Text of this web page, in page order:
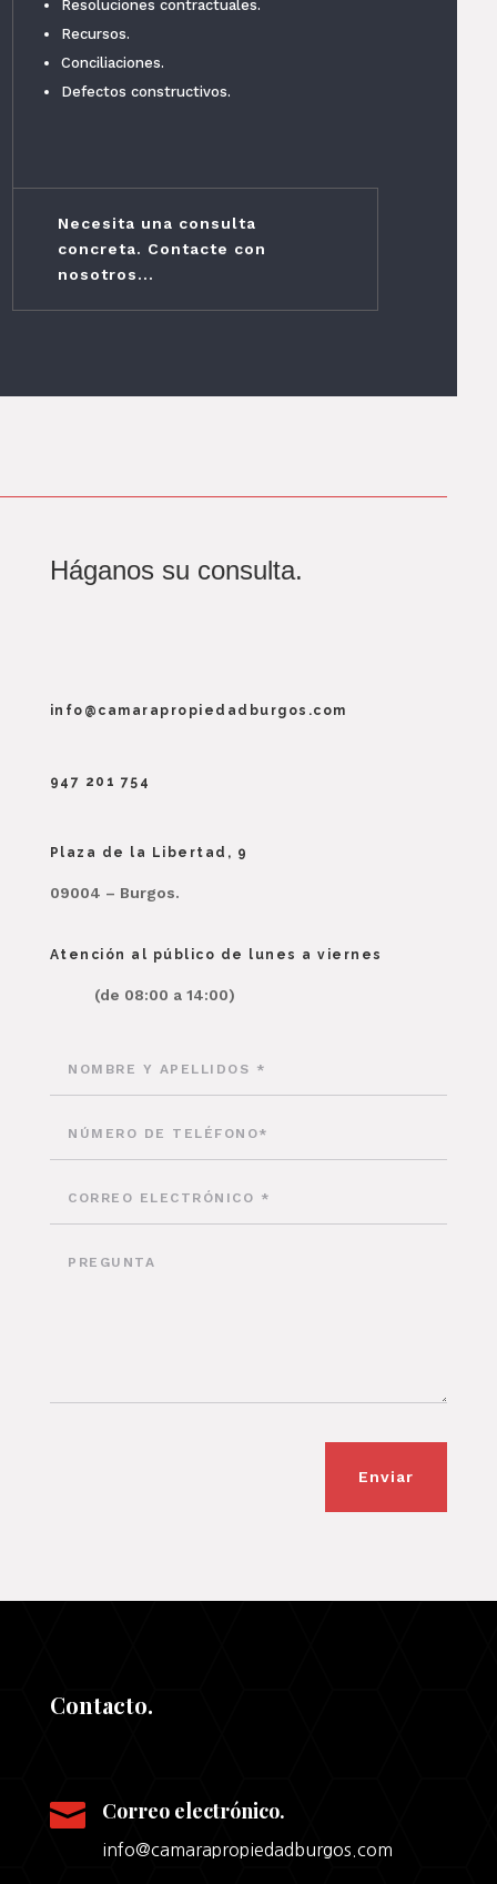
Resoluciones contractuales.
Recursos.
Conciliaciones.
Defectos constructivos.
Necesita una consulta
concreta. Contacte con
nosotros...
Háganos su consulta.
info@camarapropiedadburgos.com
947 201 754
Plaza de la Libertad, 9
09004 – Burgos.
Atención al público de lunes a viernes
(de 08:00 a 14:00)
Enviar
Contacto.
 Correo electrónico.
info@camarapropiedadburgos.com